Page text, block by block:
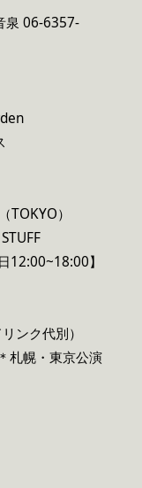
泉 06-6357-
）
12:00~18:00】
ンク代別）
札幌・東京公演